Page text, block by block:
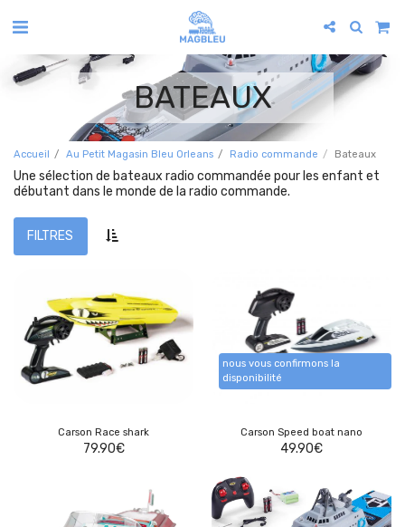
BATEAUX
Accueil Au Petit Magasin Bleu Orleans Radio commande Bateaux
Une sélection de bateaux radio commandée pour les enfant et
débutant dans le monde de la radio commande.
FILTRES
Carson Race shark
79.90€
nous vous confirmons la
disponibilité
Carson Speed boat nano
49.90€